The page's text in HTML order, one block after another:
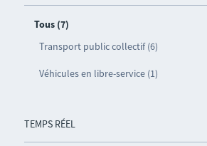
Tous (7)
Transport public collectif (6)
Véhicules en libre-service (1)
TEMPS RÉEL